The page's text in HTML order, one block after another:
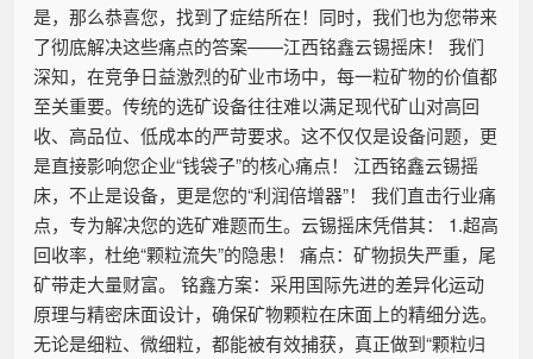
是，那么恭喜您，找到了症结所在！同时，我们也为您带来
了彻底解决这些痛点的答案——江西铭鑫云锡摇床！ 我们
深知，在竞争日益激烈的矿业市场中，每一粒矿物的价值都
至关重要。传统的选矿设备往往难以满足现代矿山对高回
收、高品位、低成本的严苛要求。这不仅仅是设备问题，更
是直接影响您企业“钱袋子”的核心痛点！ 江西铭鑫云锡摇
床，不止是设备，更是您的“利润倍增器”！ 我们直击行业痛
点，专为解决您的选矿难题而生。云锡摇床凭借其： 1.超高
回收率，杜绝“颗粒流失”的隐患！ 痛点：矿物损失严重，尾
矿带走大量财富。 铭鑫方案：采用国际先进的差异化运动
原理与精密床面设计，确保矿物颗粒在床面上的精细分选。
无论是细粒、微细粒，都能被有效捕获，真正做到“颗粒归